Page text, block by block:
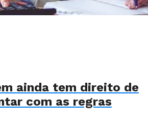
ainda tem direito de
com as regras